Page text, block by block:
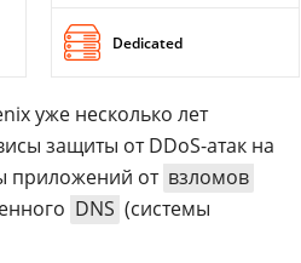
Dedicated
уже несколько лет
защиты от DDoS-атак на
приложений от взломов
DNS (системы